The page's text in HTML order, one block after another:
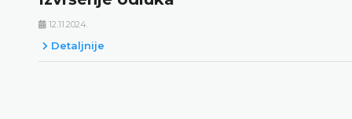
12.11.2024.
Detaljnije